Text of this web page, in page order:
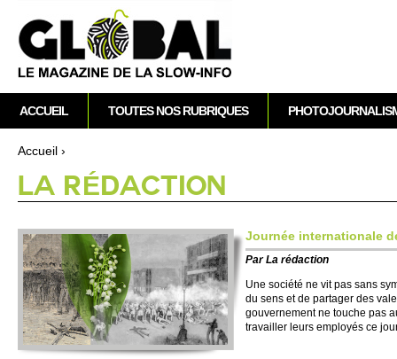
Vous êtes ici
Accueil ›
LA RÉDACTION
Journée inte­rnati­onale
ParLa rédaction
Une société ne vit pas sans
du sens et de partager des
gouve­rne­ment ne to­uche pas
travai­ller leurs em­ployés ce
M
e
n
r
i
n
c
p
a
l
ACCUEIL TOUTES NOS RUBRIQUES